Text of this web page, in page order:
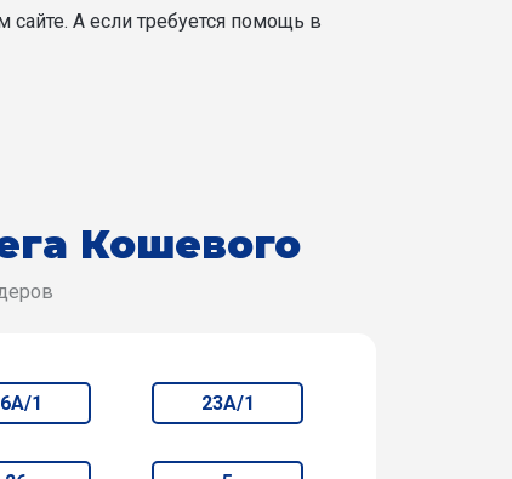
А если требуется помощь в
Кошевого
1 23А/1